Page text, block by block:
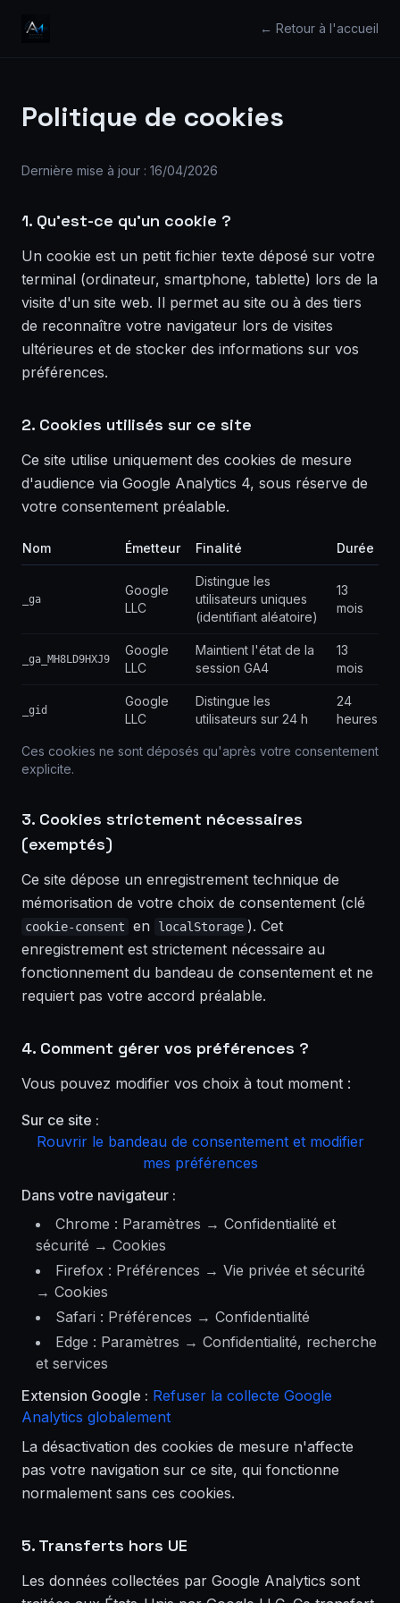
← Retour à l'accueil
Politique de cookies
Dernière mise à jour : 16/04/2026
1. Qu'est-ce qu'un cookie ?
Un cookie est un petit fichier texte déposé sur votre
terminal (ordinateur, smartphone, tablette) lors de la
visite d'un site web. Il permet au site ou à des tiers
de reconnaître votre navigateur lors de visites
ultérieures et de stocker des informations sur vos
préférences.
2. Cookies utilisés sur ce site
Ce site utilise uniquement des cookies de mesure
d'audience via Google Analytics 4, sous réserve de
votre consentement préalable.
Nom Émetteur Finalité Durée
_ga
Google
LLC
Distingue les
utilisateurs uniques
(identifiant aléatoire)
13
mois
_ga_MH8LD9HXJ9
Google
LLC
Maintient l'état de la
session GA4
13
mois
_gid
Google
LLC
Distingue les
utilisateurs sur 24 h
24
heures
Ces cookies ne sont déposés qu'après votre consentement
explicite.
3. Cookies strictement nécessaires
(exemptés)
Ce site dépose un enregistrement technique de
mémorisation de votre choix de consentement (clé
cookie-consent en localStorage ). Cet
enregistrement est strictement nécessaire au
fonctionnement du bandeau de consentement et ne
requiert pas votre accord préalable.
4. Comment gérer vos préférences ?
Vous pouvez modifier vos choix à tout moment :
Sur ce site :
Rouvrir le bandeau de consentement et modifier
mes préférences
Dans votre navigateur :
Chrome : Paramètres → Confidentialité et
sécurité → Cookies
Firefox : Préférences → Vie privée et sécurité
→ Cookies
Safari : Préférences → Confidentialité
Edge : Paramètres → Confidentialité, recherche
et services
Extension Google : Refuser la collecte Google
Analytics globalement
La désactivation des cookies de mesure n'affecte
pas votre navigation sur ce site, qui fonctionne
normalement sans ces cookies.
5. Transferts hors UE
Les données collectées par Google Analytics sont